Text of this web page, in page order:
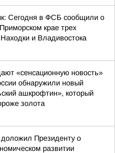
Сегодня в ФСБ сообщили о
крае трех
и Владивостока
«сенсационную новость»
обнаружили новый
ашкрофтин», который
золота
Президенту о
развитии